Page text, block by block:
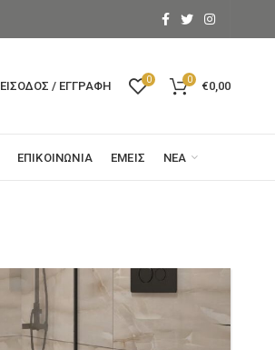
ΕΊΣΟΔΟΣ / ΕΓΓΡΑΦΉ 0 0 €0,00
ΕΠΙΚΟΙΝΩΝΊΑ ΕΜΕΊΣ ΝΈΑ